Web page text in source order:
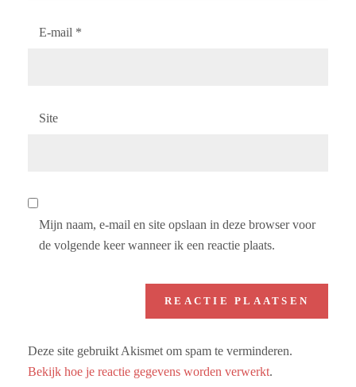
E-mail *
Site
Mijn naam, e-mail en site opslaan in deze browser voor
de volgende keer wanneer ik een reactie plaats.
Deze site gebruikt Akismet om spam te verminderen.
Bekijk hoe je reactie gegevens worden verwerkt.